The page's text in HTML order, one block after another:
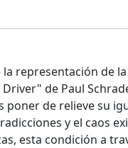
representación de
de Paul
poner de relieve su
y el caos
esta condición a